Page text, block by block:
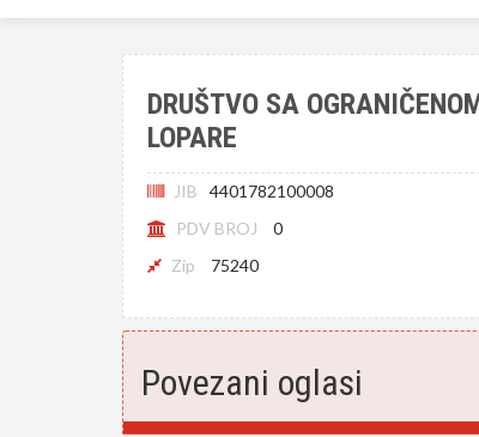
DRUŠTVO SA
LOPARE
JIB
4401782100008
PDV BROJ
0
Zip
75240
Povezani oglasi